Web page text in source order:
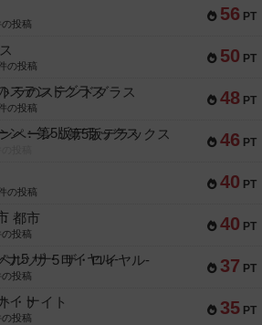
56 PT
投稿
50 PT
の投稿
48 PT
ラのステンドグラス
の投稿
46 PT
ペーン：第5版デラックス
40 PT
の投稿
40 PT
都市
投稿
37 PT
ルソナ5 ザ・ロイヤル-
投稿
35 PT
・ナイト
の投稿